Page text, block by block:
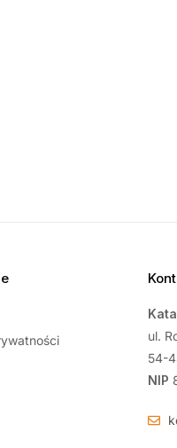
ul.
54-
NIP